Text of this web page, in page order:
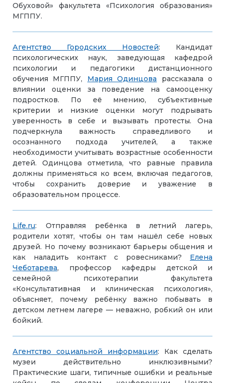
Обуховой» факультета «Психология образования»
МГППУ.
Агентство Городских Новостей: Кандидат
психологических наук, заведующая кафедрой
психологии и педагогики дистанционного
обучения МГППУ, Мария Одинцова рассказала о
влиянии оценки за поведение на самооценку
подростков. По её мнению, субъективные
критерии и низкие оценки могут подрывать
уверенность в себе и вызывать протесты. Она
подчеркнула важность справедливого и
осознанного подхода учителей, а также
необходимости учитывать возрастные особенности
детей. Одинцова отметила, что равные правила
должны применяться ко всем, включая педагогов,
чтобы сохранить доверие и уважение в
образовательном процессе.
Life.ru: Отправляя ребёнка в летний лагерь,
родители хотят, чтобы он там нашёл себе новых
друзей. Но почему возникают барьеры общения и
как наладить контакт с ровесниками? Елена
Чеботарева, профессор кафедры детской и
семейной психотерапии факультета
«Консультативная и клиническая психология»,
объясняет, почему ребёнку важно побывать в
детском летнем лагере — неважно, робкий он или
бойкий.
Агентство социальной информации: Как сделать
музеи действительно инклюзивными?
Практические шаги, типичные ошибки и реальные